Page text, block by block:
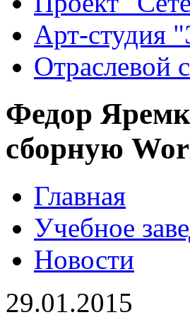
Арт-студия
Отраслевой
Федор
сборную
Главная
Учебное
Новости
29.01.2015